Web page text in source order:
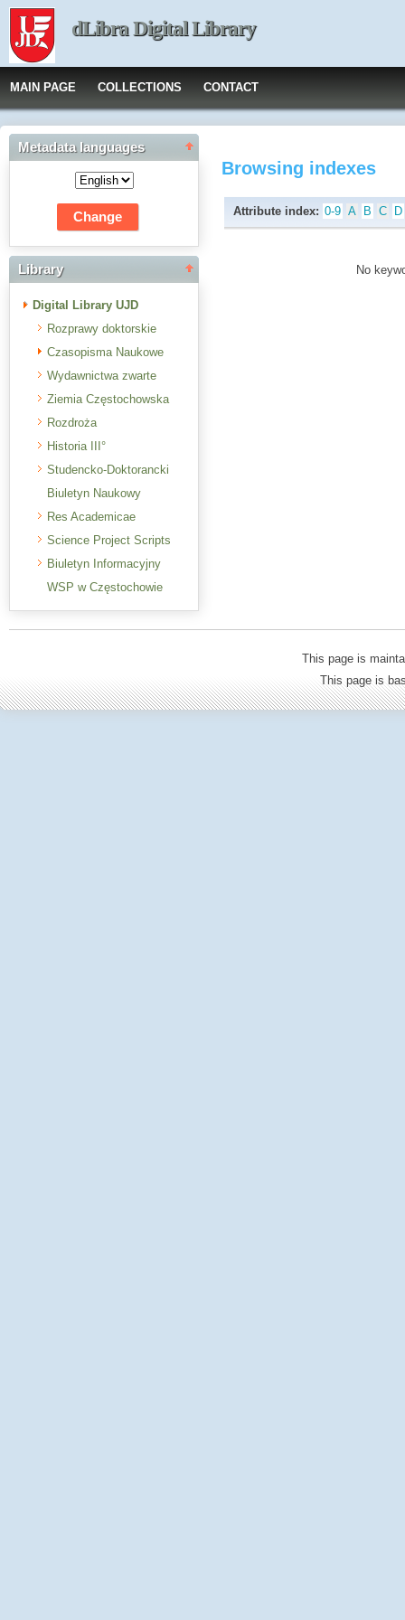
dLibra Digital Library
MAIN PAGE COLLECTIONS CONTACT
Metadata languages
Library
Digital Library UJD
Rozprawy doktorskie
Czasopisma Naukowe
Wydawnictwa zwarte
Ziemia Częstochowska
Rozdroża
Historia III°
Studencko-Doktorancki
Biuletyn Naukowy
Res Academicae
Science Project Scripts
Biuletyn Informacyjny
WSP w Częstochowie
Browsing indexes
Attribute index: 0-9 A B C D
No
This page is
This page is